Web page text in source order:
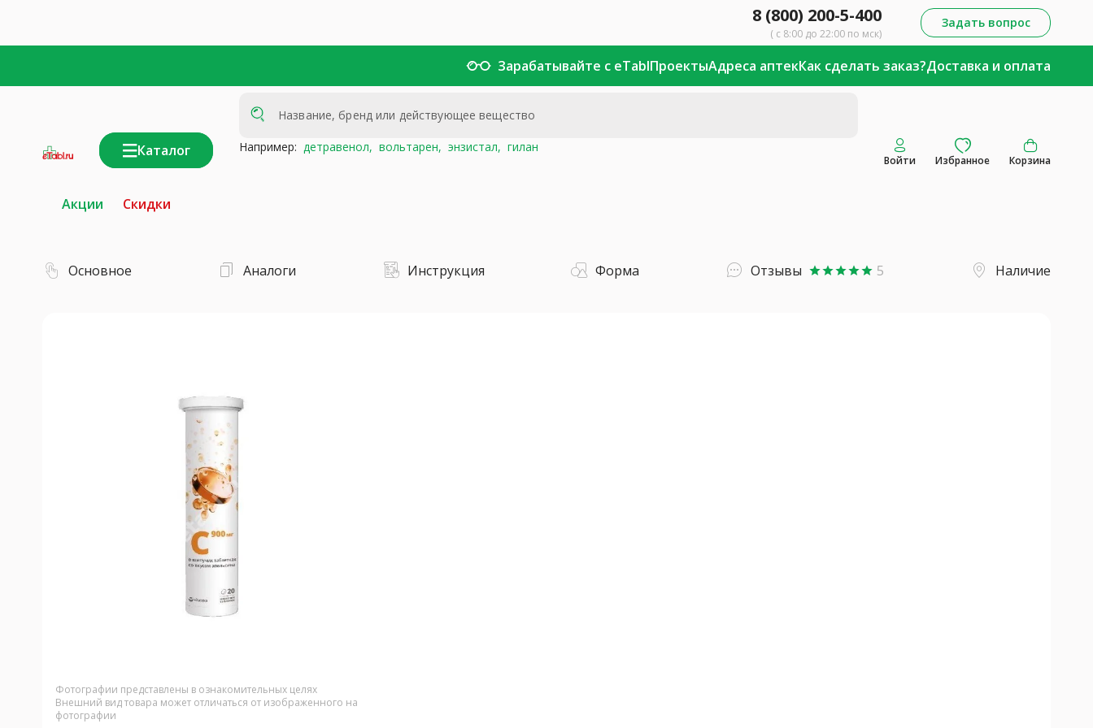
8 (800) 200-5-400
( с 8:00 до 22:00 по мск)
Задать вопрос
Зарабатывайте с eTablПроектыАдреса аптекКак сделать заказ?Доставка и оплата
Каталог Например: детравенол, вольтарен, энзистал, гилан
Войти Избранное Корзина
Акции Скидки
Основное Аналоги Инструкция Форма Отзывы starstarstarstarstar 5 Наличие
Фотографии представлены в ознакомительных целях
Внешний вид товара может отличаться от изображенного на
фотографии